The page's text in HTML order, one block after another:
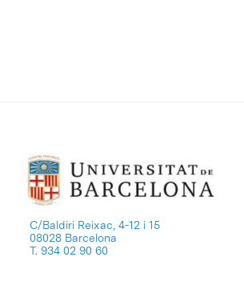
C/Baldiri Reixac, 4-12 i 15
08028 Barcelona
T. 934 02 90 60